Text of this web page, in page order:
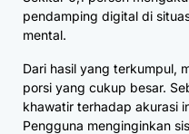
pendamping digital di
mental.
Dari hasil yang terkumpul,
porsi yang cukup besar.
khawatir terhadap akurasi
Pengguna menginginkan